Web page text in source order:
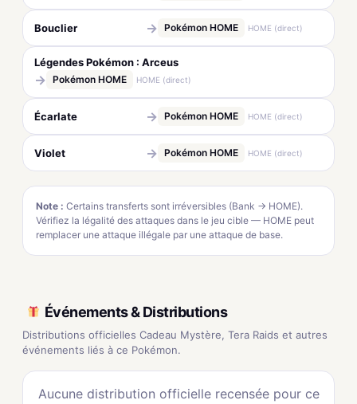
Bouclier → Pokémon HOME HOME (direct)
Légendes Pokémon : Arceus
→ Pokémon HOME HOME (direct)
Écarlate → Pokémon HOME HOME (direct)
Violet → Pokémon HOME HOME (direct)
Note : Certains transferts sont irréversibles (Bank → HOME).
Vérifiez la légalité des attaques dans le jeu cible — HOME peut
remplacer une attaque illégale par une attaque de base.
Événements & Distributions
Distributions officielles Cadeau Mystère, Tera Raids et autres
événements liés à ce Pokémon.
Aucune distribution officielle recensée pour ce